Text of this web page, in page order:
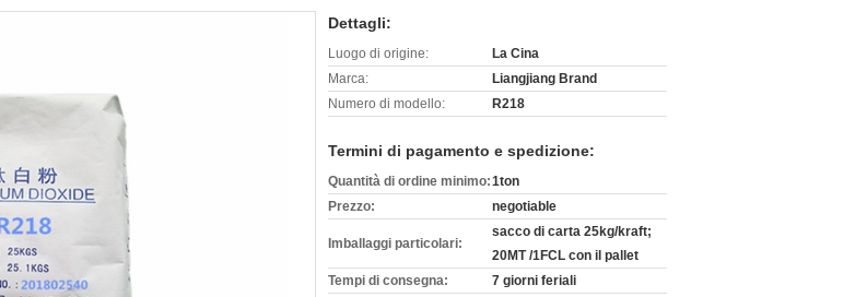
Dettagli:
Luogo di origine:
La Cina
Marca:
Liangjiang Brand
Numero di modello:
R218
Termini di pagamento e spedizione:
Quantità di ordine minimo:1ton
Prezzo:
negotiable
Imballaggi particolari:
sacco di carta 25kg/kraft;
20MT /1FCL con il pallet
Tempi di consegna:
7 giorni feriali